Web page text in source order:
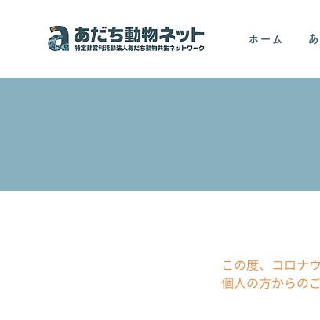
ホーム
この度、コロナ
個人の方からの